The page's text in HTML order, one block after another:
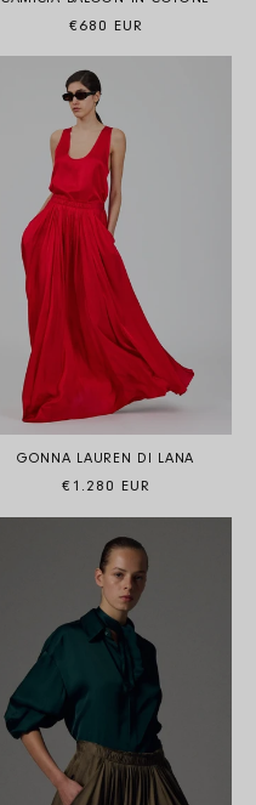
Prezzo di listino
€680 EUR
GONNA LAUREN DI LANA
Prezzo di listino
€1.280 EUR